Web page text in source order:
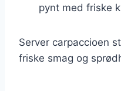
pynt med friske
Server carpaccioen
friske smag og